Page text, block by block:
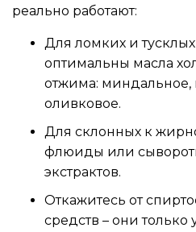
реально работают:
Для ломких и
оптимальны масла
отжима: миндальное,
оливковое.
Для склонных к
флюиды или
экстрактов.
Откажитесь от
средств – они только